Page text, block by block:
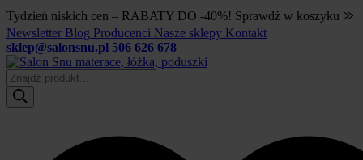
Tydzień niskich cen – RABATY DO -40%! Sprawdź w koszyku ⨠
Newsletter Blog Producenci Nasze sklepy Kontakt
sklep@salonsnu.pl 506 626 678
Wyszukiwarka
produktów